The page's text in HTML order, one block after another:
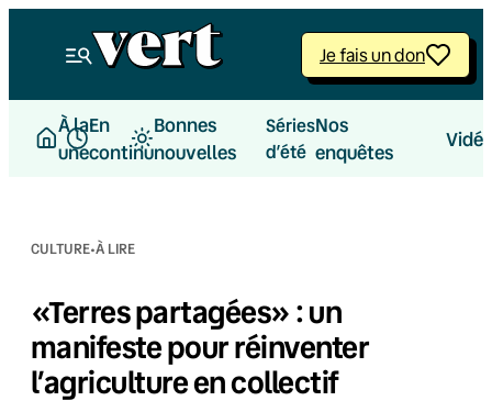
Je fais un don
À la
une
En
continu
Bonnes
nouvelles
Séries
d’été
Nos
enquêtes
CULTURE·À LIRE
«Terres partagées» : un
manifeste pour réinventer
l’agriculture en collectif